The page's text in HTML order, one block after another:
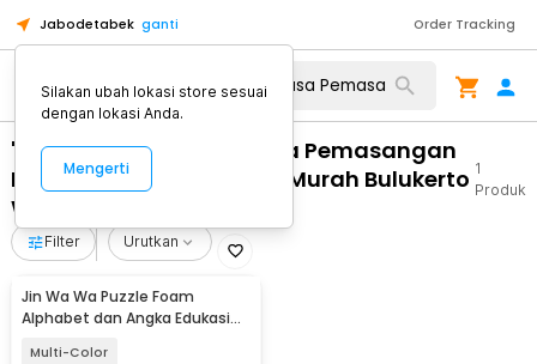
Jabodetabek ganti Order Tracking
"WA 0859 3970 0884 Jasa Pemasangan
Pintu Kaca Untuk Kantor Murah Bulukerto
Wonogiri"
1
Produk
Filter Urutkan
Jin Wa Wa Puzzle Foam
Alphabet dan Angka Edukasi
Multi-Color
Silakan ubah lokasi store sesuai
dengan lokasi Anda.
Mengerti